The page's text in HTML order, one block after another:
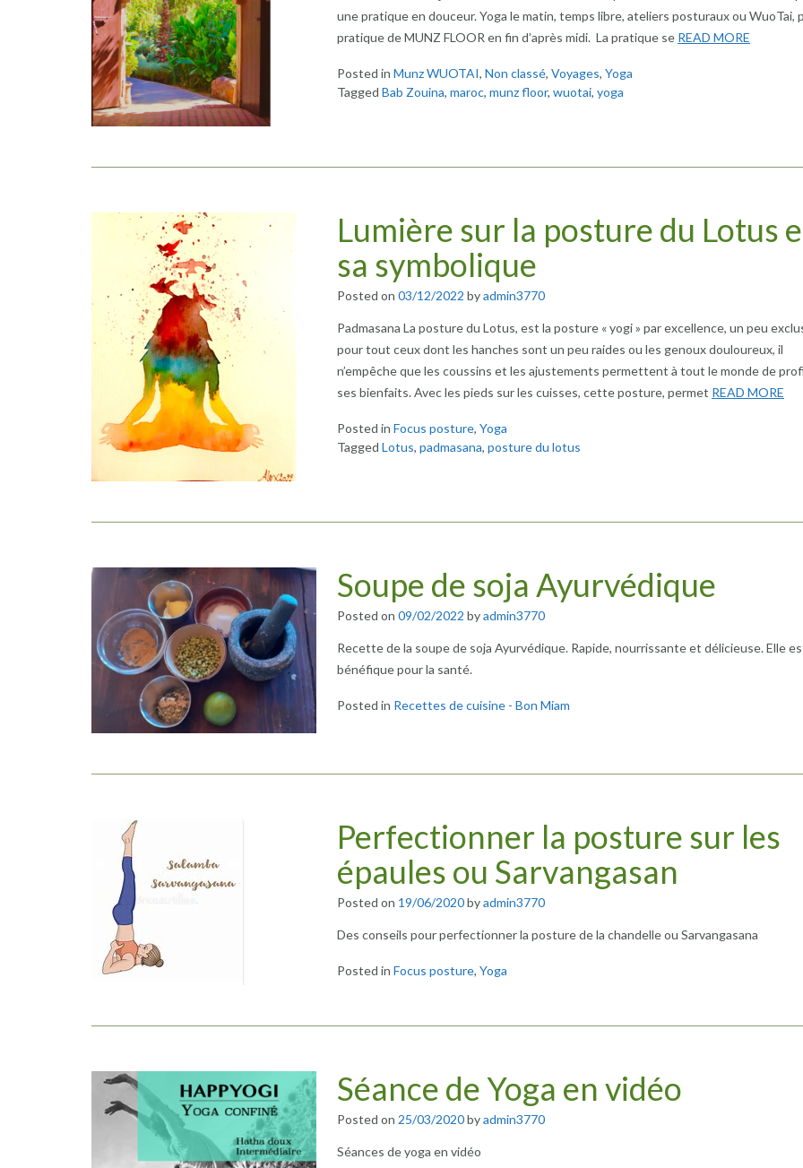
une pratique en douceur. Yoga le matin, temps libre, ateliers posturaux ou WuoTai,
pratique de MUNZ FLOOR en fin d’après midi. La pratique se READ MORE
Posted in Munz WUOTAI, Non classé, Voyages, Yoga
Tagged Bab Zouina, maroc, munz floor, wuotai, yoga
Lumière sur la posture du Lotus
sa symbolique
Posted on 03/12/2022 byadmin3770
Padmasana La posture du Lotus, est la posture « yogi » par excellence, un peu
pour tout ceux dont les hanches sont un peu raides ou les genoux douloureux, il
n’empêche que les coussins et les ajustements permettent à tout le monde de
ses bienfaits. Avec les pieds sur les cuisses, cette posture, permet READ MORE
Posted in Focus posture, Yoga
Tagged Lotus, padmasana, posture du lotus
Soupe de soja Ayurvédique
Posted on 09/02/2022 byadmin3770
Recette de la soupe de soja Ayurvédique. Rapide, nourrissante et délicieuse. Elle
bénéfique pour la santé.
Posted in Recettes de cuisine - Bon Miam
Perfectionner la posture sur les
épaules ou Sarvangasan
Posted on 19/06/2020byadmin3770
Des conseils pour perfectionner la posture de la chandelle ou Sarvangasana
Posted in Focus posture, Yoga
Séance de Yoga en vidéo
Posted on 25/03/2020byadmin3770
Séances de yoga en vidéo